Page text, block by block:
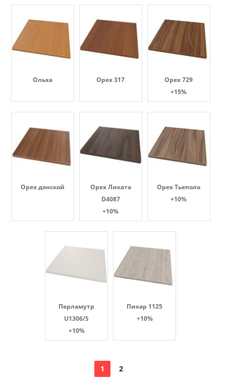
Ольха Орех 317
Орех 729
+15%
Орех донской
Орех Ликата
D4087
+10%
Орех Тьеполо
+10%
Перламутр
U1306/S
+10%
Пикар 1125
+10%
1 2